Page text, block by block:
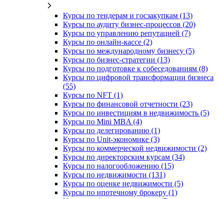
Курсы по тендерам и госзакупкам (13)
Курсы по аудиту бизнес-процессов (20)
Курсы по управлению репутацией (7)
Курсы по онлайн-кассе (2)
Курсы по международному бизнесу (5)
Курсы по бизнес-стратегии (13)
Курсы по подготовке к собеседованиям (8)
Курсы по цифровой трансформации бизнеса
(55)
Курсы по NFT (1)
Курсы по финансовой отчетности (23)
Курсы по инвестициям в недвижимость (5)
Курсы по Mini MBA (4)
Курсы по делегированию (1)
Курсы по Unit-экономике (3)
Курсы по коммерческой недвижимости (2)
Курсы по директорским курсам (34)
Курсы по налогообложению (15)
Курсы по недвижимости (131)
Курсы по оценке недвижимости (5)
Курсы по ипотечному брокеру (1)